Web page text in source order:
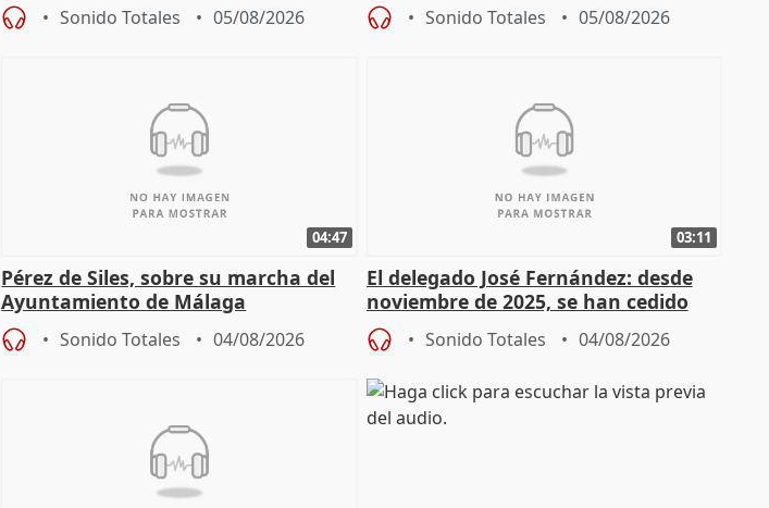
Sonido Totales 05/08/2026 Sonido Totales 05/08/2026
04:47
Pérez de Siles, sobre su marcha del
Ayuntamiento de Málaga
Sonido Totales 04/08/2026
03:11
El delegado José Fernández: desde
noviembre de 2025, se han cedido
9.810 ayudas por nacimiento
Sonido Totales 04/08/2026